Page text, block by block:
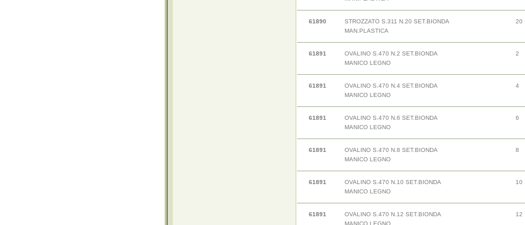
61890
STROZZATO S.311 N.20 SET.BIONDA
MAN.PLASTICA
20
61891
OVALINO S.470 N.2 SET.BIONDA
MANICO LEGNO
2
61891
OVALINO S.470 N.4 SET.BIONDA
MANICO LEGNO
4
61891
OVALINO S.470 N.6 SET.BIONDA
MANICO LEGNO
6
61891
OVALINO S.470 N.8 SET.BIONDA
MANICO LEGNO
8
61891
OVALINO S.470 N.10 SET.BIONDA
MANICO LEGNO
10
61891
OVALINO S.470 N.12 SET.BIONDA
MANICO LEGNO
12